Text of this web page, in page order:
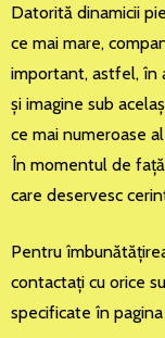
Datorită dinamicii
ce mai mare,
important, astfel, în
şi imagine sub
ce mai numeroase
În momentul de
care deservesc
Pentru
contactaţi cu orice
specificate în